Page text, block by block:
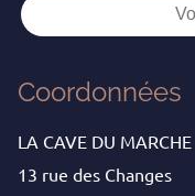
Coordonnées
LA CAVE DU MARCHE
13 rue des Changes